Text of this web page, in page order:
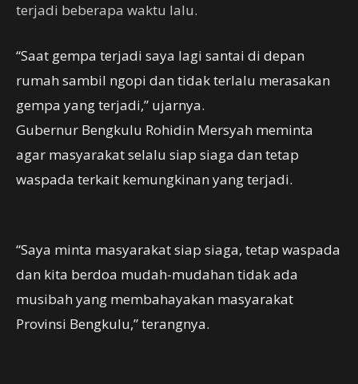
terjadi beberapa waktu lalu.
“Saat gempa terjadi saya lagi santai di depan
rumah sambil ngopi dan tidak terlalu merasakan
gempa yang terjadi,” ujarnya.
Gubernur Bengkulu Rohidin Mersyah meminta
agar masyarakat selalu siap siaga dan tetap
waspada terkait kemungkinan yang terjadi.
“Saya minta masyarakat siap siaga, tetap waspada
dan kita berdoa mudah-mudahan tidak ada
musibah yang membahayakan masyarakat
Provinsi Bengkulu,” terangnya.